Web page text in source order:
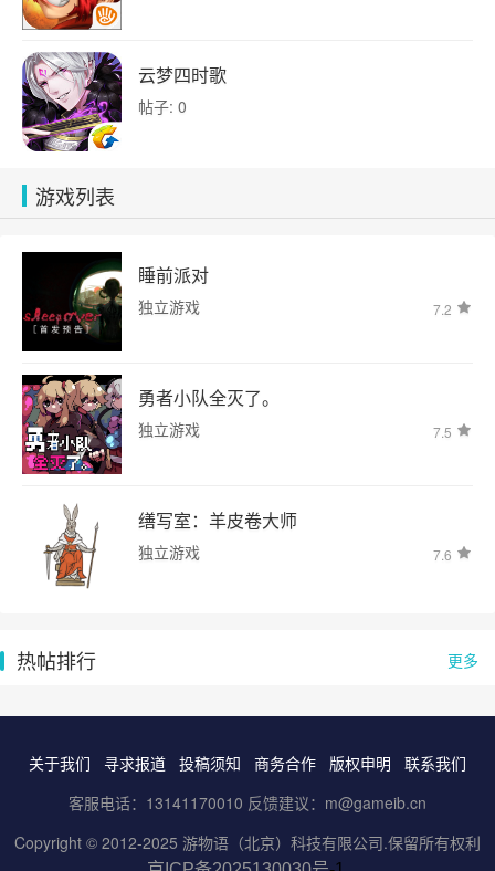
云梦四时歌
帖子: 0
游戏列表
睡前派对
独立游戏 7.2
勇者小队全灭了。
独立游戏 7.5
缮写室：羊皮卷大师
独立游戏 7.6
更多
热帖排行
关于我们 寻求报道 投稿须知 商务合作 版权申明
联系我们
客服电话：13141170010 反馈建议：m@gameib.cn
Copyright © 2012-2025 游物语（北京）科技有限公司.保留所有权利